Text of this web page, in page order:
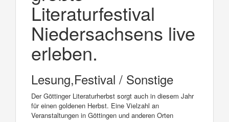
Literaturfestival
Niedersachsens live
erleben.
Lesung,Festival / Sonstige
Der Göttinger Literaturherbst sorgt auch in diesem Jahr
für einen goldenen Herbst. Eine Vielzahl an
Veranstaltungen in Göttingen und anderen Orten